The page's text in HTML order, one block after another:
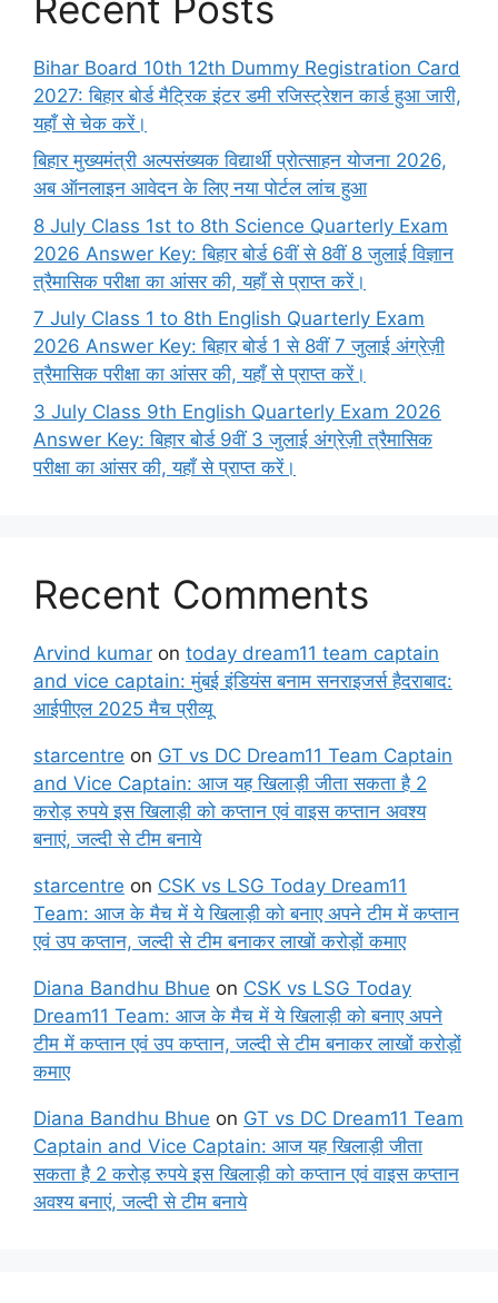
Bihar Board 10th 12th Dummy Registration Card
2027: बिहार बोर्ड मैट्रिक इंटर डमी रजिस्ट्रेशन कार्ड हुआ जारी,
यहाँ से चेक करें।
बिहार मुख्यमंत्री अल्पसंख्यक विद्यार्थी प्रोत्साहन योजना 2026,
अब ऑनलाइन आवेदन के लिए नया पोर्टल लांच हुआ
8 July Class 1st to 8th Science Quarterly Exam
2026 Answer Key: बिहार बोर्ड 6वीं से 8वीं 8 जुलाई विज्ञान
त्रैमासिक परीक्षा का आंसर की, यहाँ से प्राप्त करें।
7 July Class 1 to 8th English Quarterly Exam
2026 Answer Key: बिहार बोर्ड 1 से 8वीं 7 जुलाई अंग्रेज़ी
त्रैमासिक परीक्षा का आंसर की, यहाँ से प्राप्त करें।
3 July Class 9th English Quarterly Exam 2026
Answer Key: बिहार बोर्ड 9वीं 3 जुलाई अंग्रेज़ी त्रैमासिक
परीक्षा का आंसर की, यहाँ से प्राप्त करें।
Recent Comments
Arvind kumar on today dream11 team captain
and vice captain: मुंबई इंडियंस बनाम सनराइजर्स हैदराबाद:
आईपीएल 2025 मैच प्रीव्यू
starcentre on GT vs DC Dream11 Team Captain
and Vice Captain: आज यह खिलाड़ी जीता सकता है 2
करोड़ रुपये इस खिलाड़ी को कप्तान एवं वाइस कप्तान अवश्य
बनाएं, जल्दी से टीम बनाये
starcentre on CSK vs LSG Today Dream11
Team: आज के मैच में ये खिलाड़ी को बनाए अपने टीम में कप्तान
एवं उप कप्तान, जल्दी से टीम बनाकर लाखों करोड़ों कमाए
Diana Bandhu Bhue on CSK vs LSG Today
Dream11 Team: आज के मैच में ये खिलाड़ी को बनाए अपने
टीम में कप्तान एवं उप कप्तान, जल्दी से टीम बनाकर लाखों करोड़ों
कमाए
Diana Bandhu Bhue on GT vs DC Dream11 Team
Captain and Vice Captain: आज यह खिलाड़ी जीता
सकता है 2 करोड़ रुपये इस खिलाड़ी को कप्तान एवं वाइस कप्तान
अवश्य बनाएं, जल्दी से टीम बनाये